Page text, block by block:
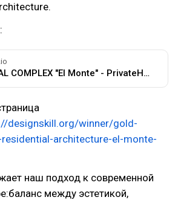
RESIDENTIAL COMPLEX "El Monte" - PrivateHouse
designskill.org/winner/gold-
architecture-el-monte-
наш подход к современной
между эстетикой,